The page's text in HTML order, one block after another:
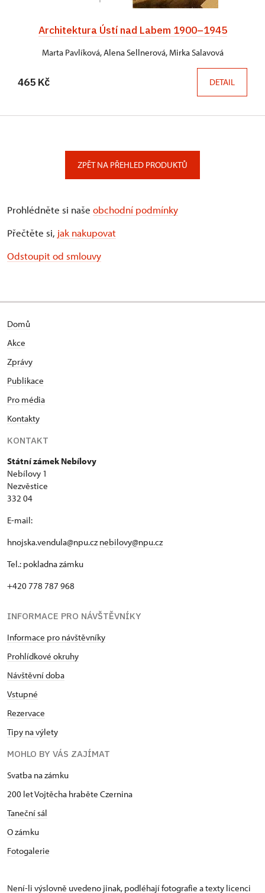
Architektura Ústí nad Labem 1900–1945
Marta Pavlíková, Alena Sellnerová, Mirka Salavová
465 Kč DETAIL
ZPĚT NA PŘEHLED PRODUKTŮ
Prohlédněte si naše obchodní podmínky
Přečtěte si, jak nakupovat
Odstoupit od smlouvy
Domů
Akce
Zprávy
Publikace
Pro média
Kontakty
KONTAKT
Státní zámek Nebílovy
Nebílovy 1
Nezvěstice
332 04
E-mail:
hnojska.vendula@npu.cznebilovy@npu.cz
Tel.: pokladna zámku
+420 778 787 968
INFORMACE PRO NÁVŠTĚVNÍKY
Informace pro návštěvníky
Prohlídkové okruhy
Návštěvní doba
Vstupné
Rezervace
Tipy na výlety
MOHLO BY VÁS ZAJÍMAT
Svatba na zámku
200 let Vojtěcha hraběte Czernina
Taneční sál
O zámku
Fotogalerie
Není-li výslovně uvedeno jinak, podléhají fotografie a texty licenci